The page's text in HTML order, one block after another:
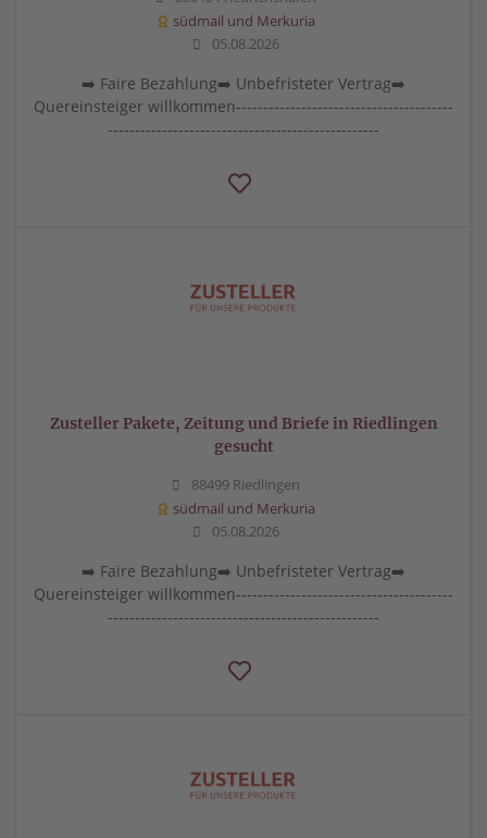
südmail und Merkuria
05.08.2026
➡️ Faire Bezahlung➡️ Unbefristeter Vertrag➡️
Quereinsteiger willkommen----------------------------------------
--------------------------------------------------
Zusteller Pakete, Zeitung und Briefe in Riedlingen
gesucht
88499 Riedlingen
südmail und Merkuria
05.08.2026
➡️ Faire Bezahlung➡️ Unbefristeter Vertrag➡️
Quereinsteiger willkommen----------------------------------------
--------------------------------------------------